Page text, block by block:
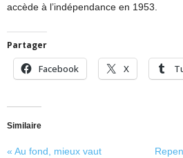
accède à l’indépendance en 1953.
Partager
Facebook X
Similaire
« Au fond, mieux vaut